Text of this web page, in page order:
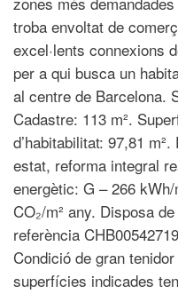
troba envoltat de
excel·lents connexions
per a qui busca un
al centre de Barcelona.
Cadastre: 113 m².
d’habitabilitat: 97,81
estat, reforma integral
energètic: G – 266
CO₂/m² any. Disposa
referència
Condició de gran
superfícies indicades